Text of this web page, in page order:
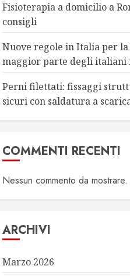
Fisioterapia a domicilio a
consigli
Nuove regole in Italia per
maggior parte degli italiani
Perni filettati: fissaggi
sicuri con saldatura a
COMMENTI RECENTI
Nessun commento da mostrare.
ARCHIVI
Marzo 2026